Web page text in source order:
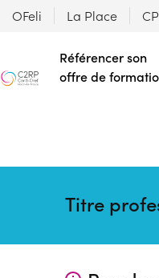
OFeli La Place
Référencer son
offre de
Titre